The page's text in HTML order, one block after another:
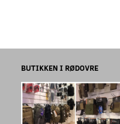
BUTIKKEN I RØDOVRE